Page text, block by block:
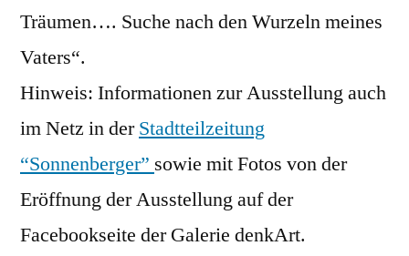
Träumen…. Suche nach den Wurzeln meines
Vaters“.
Hinweis: Informationen zur Ausstellung auch
im Netz in derStadtteilzeitung
“Sonnenberger” sowie mit Fotos von der
Eröffnung der Ausstellung auf der
Facebookseite der Galerie denkArt.